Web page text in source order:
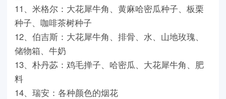
11、米格尔：大花犀牛角、黄麻哈密瓜种子、板栗
种子、咖啡茶树种子
12、伯吉斯：大花犀牛角、排骨、水、山地玫瑰、
储物箱、牛奶
13、朴丹苾：鸡毛掸子、哈密瓜、大花犀牛角、肥
料
14、瑞安：各种颜色的烟花